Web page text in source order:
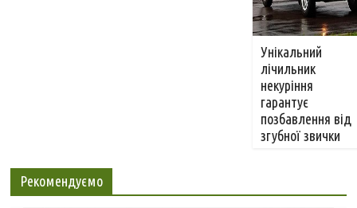
Унікальний
лічильник
некуріння
гарантує
позбавлення від
згубної звички
Рекомендуємо